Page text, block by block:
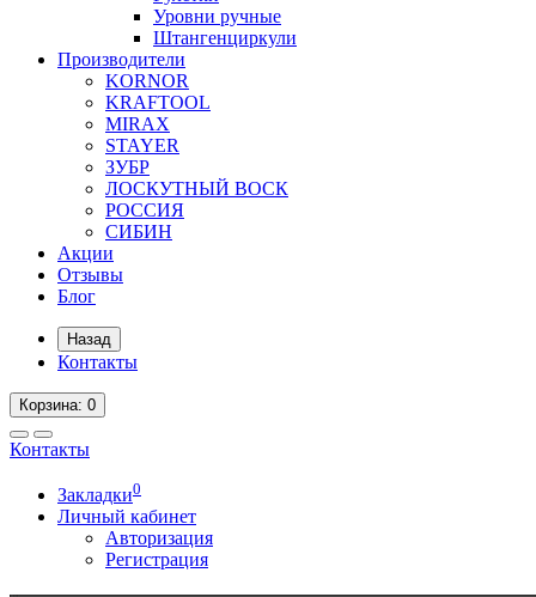
Уровни ручные
Штангенциркули
Производители
KORNOR
KRAFTOOL
MIRAX
STAYER
ЗУБР
ЛОСКУТНЫЙ ВОСК
РОССИЯ
СИБИН
Акции
Отзывы
Блог
Назад
Контакты
Корзина: 0
Контакты
Закладки0
Личный кабинет
Авторизация
Регистрация